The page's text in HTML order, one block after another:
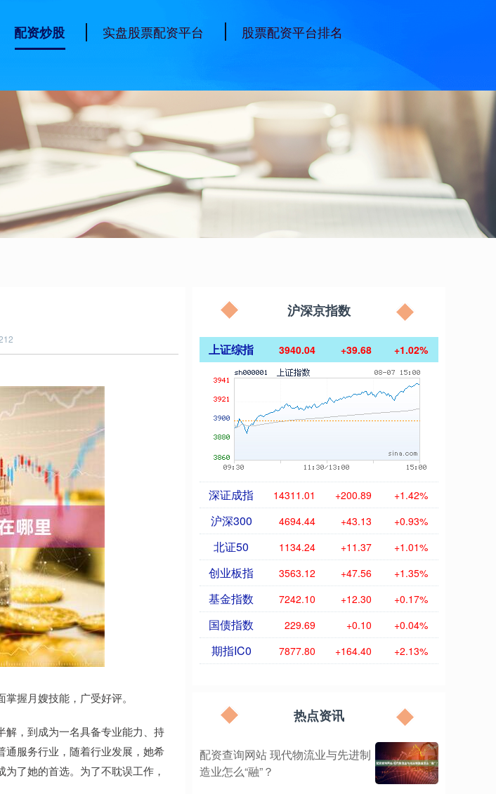
配资炒股 实盘股票配资平台 股票配资平台排名
握月嫂技能，广受好评。
解，到成为一名具备专业能力、持
通服务行业，随着行业发展，她希
了她的首选。为了不耽误工作，
沪深京指数
上证综指 3940.04 +39.68 +1.02%
深证成指 14311.01 +200.89 +1.42%
沪深300 4694.44 +43.13 +0.93%
北证50 1134.24 +11.37 +1.01%
创业板指 3563.12 +47.56 +1.35%
基金指数 7242.10 +12.30 +0.17%
国债指数 229.69 +0.10 +0.04%
期指IC0 7877.80 +164.40 +2.13%
热点资讯
配资查询网站 现代物流业与先进制
造业怎么“融”？